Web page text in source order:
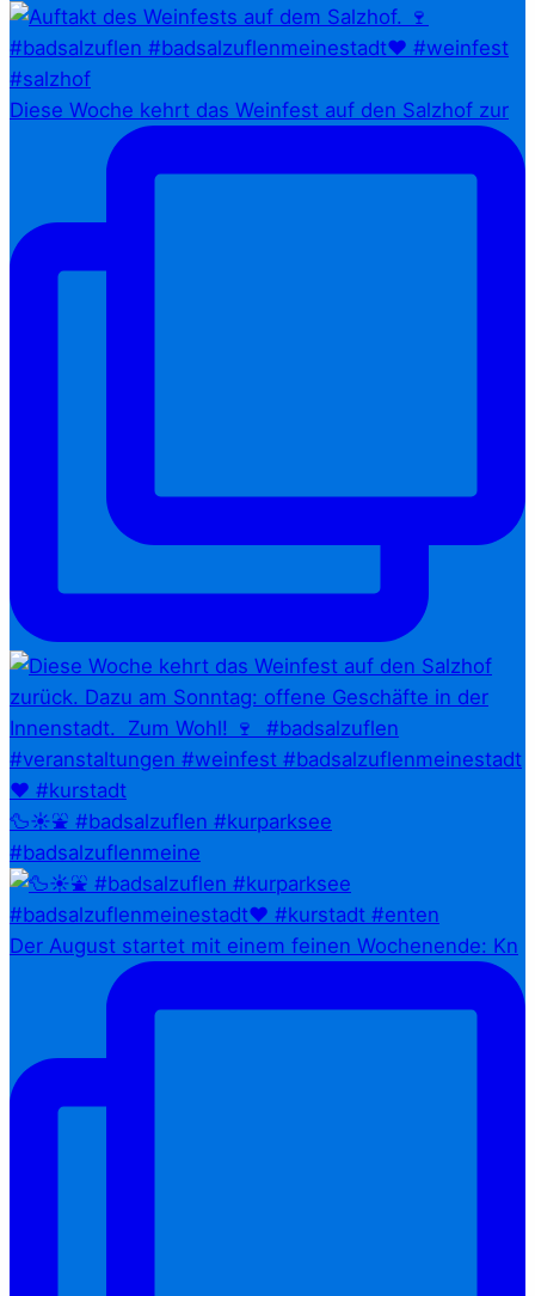
Diese Woche kehrt das Weinfest auf den Salzhof zur
🦆☀️⛲ #badsalzuflen #kurparksee
#badsalzuflenmeine
Der August startet mit einem feinen Wochenende: Kn